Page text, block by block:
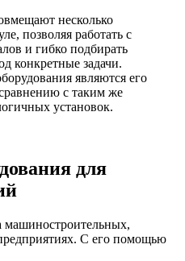
несколько
позволяя работать с
и гибко подбирать
конкретные задачи.
являются его
с таким же
установок.
для
машиностроительных,
С его помощью